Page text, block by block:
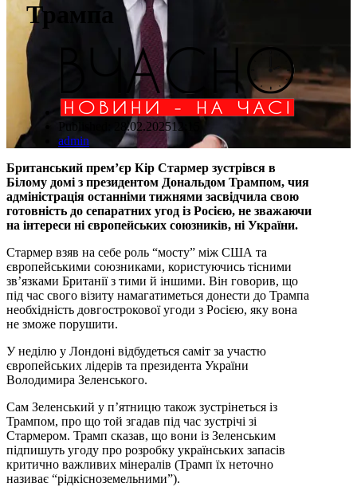
Трампа
Published: 28.02.202512:15
Author
admin
Британський прем’єр Кір Стармер зустрівся в
Білому домі з президентом Дональдом Трампом, чия
адміністрація останніми тижнями засвідчила свою
готовність до сепаратних угод із Росією, не зважаючи
на інтереси ні європейських союзників, ні України.
Стармер взяв на себе роль “мосту” між США та
європейськими союзниками, користуючись тісними
зв’язками Британії з тими й іншими. Він говорив, що
під час свого візиту намагатиметься донести до Трампа
необхідність довгострокової угоди з Росією, яку вона
не зможе порушити.
У неділю у Лондоні відбудеться саміт за участю
європейських лідерів та президента України
Володимира Зеленського.
Сам Зеленський у п’ятницю також зустрінеться із
Трампом, про що той згадав під час зустрічі зі
Стармером. Трамп сказав, що вони із Зеленським
підпишуть угоду про розробку українських запасів
критично важливих мінералів (Трамп їх неточно
називає “рідкісноземельними”).